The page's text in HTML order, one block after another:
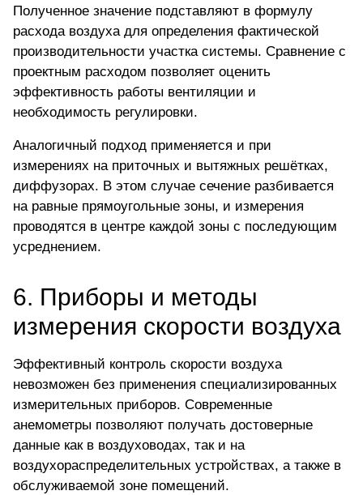
Полученное значение подставляют в формулу
расхода воздуха для определения фактической
производительности участка системы. Сравнение с
проектным расходом позволяет оценить
эффективность работы вентиляции и
необходимость регулировки.
Аналогичный подход применяется и при
измерениях на приточных и вытяжных решётках,
диффузорах. В этом случае сечение разбивается
на равные прямоугольные зоны, и измерения
проводятся в центре каждой зоны с последующим
усреднением.
6. Приборы и методы
измерения скорости воздуха
Эффективный контроль скорости воздуха
невозможен без применения специализированных
измерительных приборов. Современные
анемометры позволяют получать достоверные
данные как в воздуховодах, так и на
воздухораспределительных устройствах, а также в
обслуживаемой зоне помещений.